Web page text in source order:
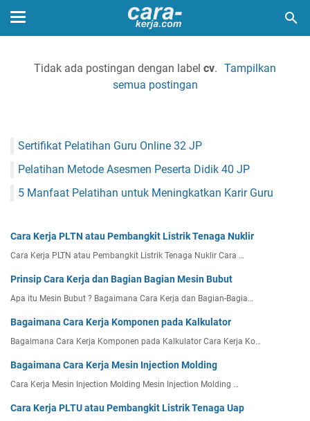
Tidak ada postingan dengan label cv. Tampilkan
semua postingan
Sertifikat Pelatihan Guru Online 32 JP
Pelatihan Metode Asesmen Peserta Didik 40 JP
5 Manfaat Pelatihan untuk Meningkatkan Karir Guru
Cara Kerja PLTN atau Pembangkit Listrik Tenaga Nuklir
Cara Kerja PLTN atau Pembangkit Listrik Tenaga Nuklir Cara …
Prinsip Cara Kerja dan Bagian Bagian Mesin Bubut
Apa itu Mesin Bubut ? Bagaimana Cara Kerja dan Bagian-Bagia…
Bagaimana Cara Kerja Komponen pada Kalkulator
Bagaimana Cara Kerja Komponen pada Kalkulator Cara Kerja Ko…
Bagaimana Cara Kerja Mesin Injection Molding
Cara Kerja Mesin Injection Molding Mesin Injection Molding …
Cara Kerja PLTU atau Pembangkit Listrik Tenaga Uap